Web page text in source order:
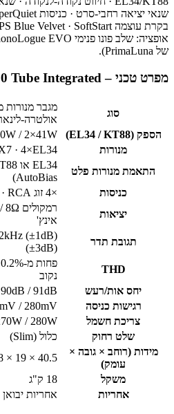
של PrimaLuna).
מפרט טכני – PrimaLuna EVO 100 Tube Integrated
סוג
מגבר מנורות
אולטרה-
הספק (EL34 / KT88)
/ 2×41W
מנורות
4×EL34
·
התאמת מנורות פלט
AutoBias)
כניסות
4× זוג RCA · עכבת כניסה
יציאות
רמקולים 8Ω
אינץ'
תגובת תדר
(±1dB)
(±3dB)
THD
פחות מ-0.2%
נקוב
יחס אות/רעש
90dB / 91dB
רגישות כניסה
/ 280mV
צריכת חשמל
/ 280W
שלט רחוק
כלול (Slim)
מידות (רוחב × גובה ×
עומק)
× 19 × 40.5
משקל
18 ק"ג
אחריות
אחריות